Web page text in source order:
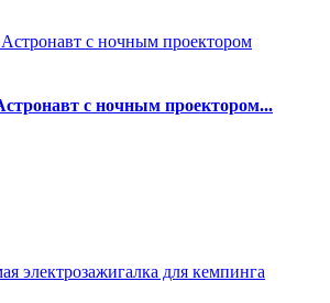
с ночным проектором...